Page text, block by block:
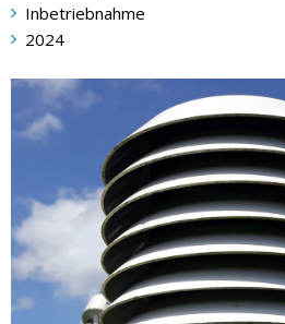
Inbetriebnahme
2024